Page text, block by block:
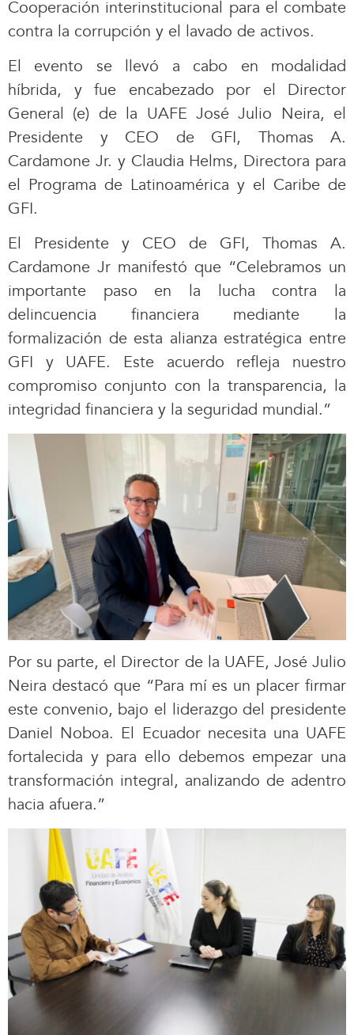
Cooperación interinstitucional para el combate
contra la corrupción y el lavado de activos.
El evento se llevó a cabo en modalidad
híbrida, y fue encabezado por el Director
General (e) de la UAFE José Julio Neira, el
Presidente y CEO de GFI, Thomas A.
Cardamone Jr. y Claudia Helms, Directora para
el Programa de Latinoamérica y el Caribe de
GFI.
El Presidente y CEO de GFI, Thomas A.
Cardamone Jr manifestó que “Celebramos un
importante paso en la lucha contra la
delincuencia financiera mediante la
formalización de esta alianza estratégica entre
GFI y UAFE. Este acuerdo refleja nuestro
compromiso conjunto con la transparencia, la
integridad financiera y la seguridad mundial.”
Por su parte, el Director de la UAFE, José Julio
Neira destacó que “Para mí es un placer firmar
este convenio, bajo el liderazgo del presidente
Daniel Noboa. El Ecuador necesita una UAFE
fortalecida y para ello debemos empezar una
transformación integral, analizando de adentro
hacia afuera.”